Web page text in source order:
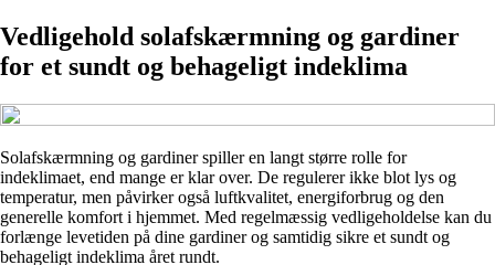
Vedligehold solafskærmning og gardiner
for et sundt og behageligt indeklima
Solafskærmning og gardiner spiller en langt større rolle for
indeklimaet, end mange er klar over. De regulerer ikke blot lys og
temperatur, men påvirker også luftkvalitet, energiforbrug og den
generelle komfort i hjemmet. Med regelmæssig vedligeholdelse kan du
forlænge levetiden på dine gardiner og samtidig sikre et sundt og
behageligt indeklima året rundt.